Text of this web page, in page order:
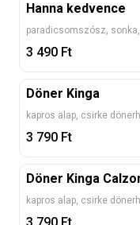
Hanna kedvence
3 490 Ft
Döner Kinga
kapros alap, csirke
3 790 Ft
Döner Kinga
kapros alap, csirke